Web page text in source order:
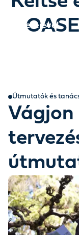
Fedezze fel,
víz erejével.
Útmutatók és
Vágjon